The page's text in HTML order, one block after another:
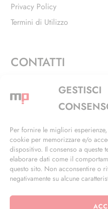
GESTISCI
Per fornire le migliori
cookie per memorizzare e/o
dispositivo. Il consenso a queste
elaborare dati come il
questo sito. Non acconsentire o
negativamente su alcune
Privacy Policy
Termini di Utilizzo
CONTATTI
Via Alfieri, 27 -
+39 02 4846 3155
info@masterphil.it